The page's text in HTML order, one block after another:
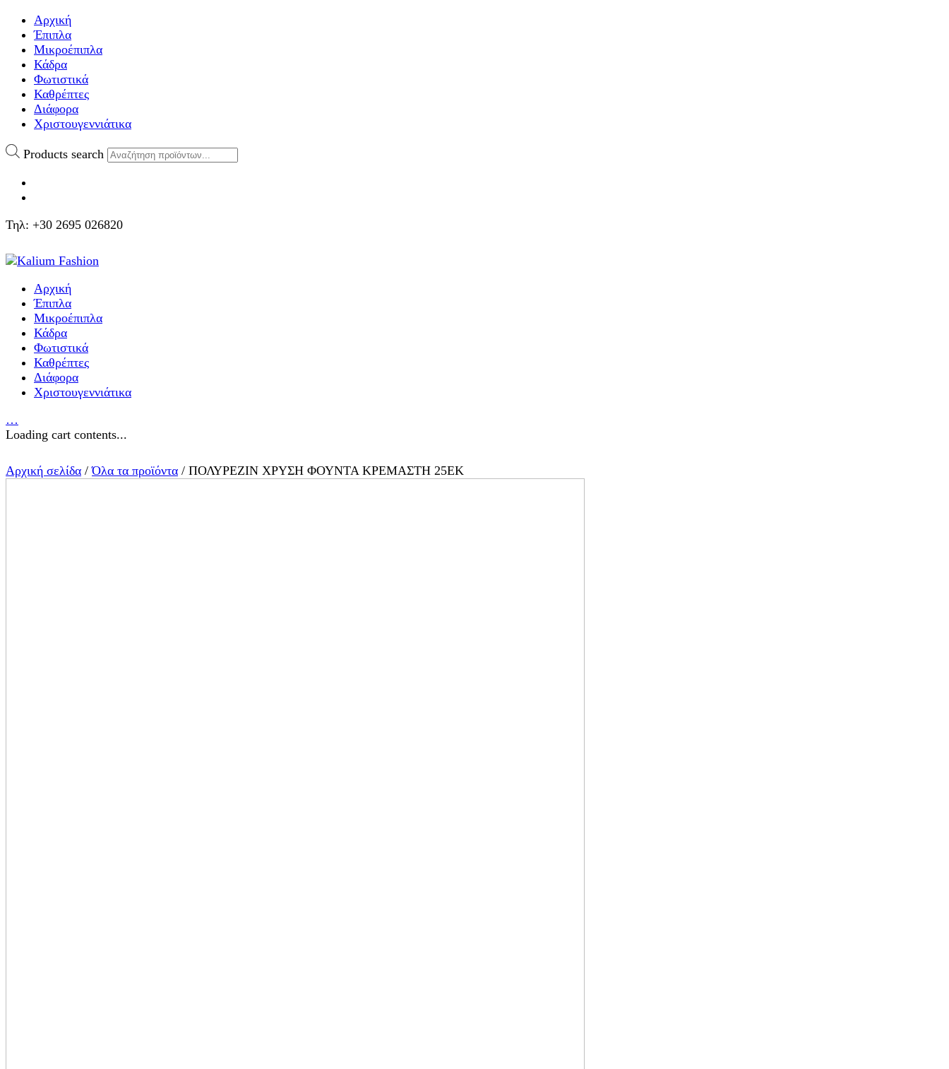
Αρχική
Έπιπλα
Μικροέπιπλα
Κάδρα
Φωτιστικά
Καθρέπτες
Διάφορα
Χριστουγεννιάτικα
Products search
Τηλ: +30 2695 026820
Αρχική
Έπιπλα
Μικροέπιπλα
Κάδρα
Φωτιστικά
Καθρέπτες
Διάφορα
Χριστουγεννιάτικα
…
Loading cart contents...
Αρχική σελίδα /Όλα τα προϊόντα / ΠΟΛΥΡΕΖΙΝ ΧΡΥΣΗ ΦΟΥΝΤΑ ΚΡΕΜΑΣΤΗ 25ΕΚ